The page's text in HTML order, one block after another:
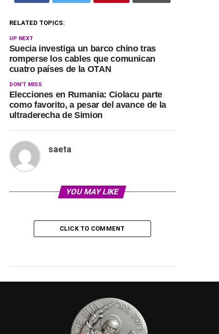
RELATED TOPICS:
UP NEXT
Suecia investiga un barco chino tras
romperse los cables que comunican
cuatro países de la OTAN
DON'T MISS
Elecciones en Rumania: Ciolacu parte
como favorito, a pesar del avance de la
ultraderecha de Simion
saeta
YOU MAY LIKE
CLICK TO COMMENT